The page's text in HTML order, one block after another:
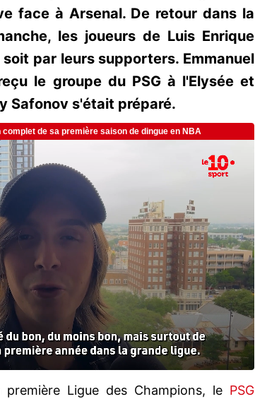
face à Arsenal. De retour dans la
les joueurs de Luis Enrique
par leurs supporters. Emmanuel
le groupe du PSG à l'Elysée et
Safonov s'était préparé.
Ligue des Champions, le PSG